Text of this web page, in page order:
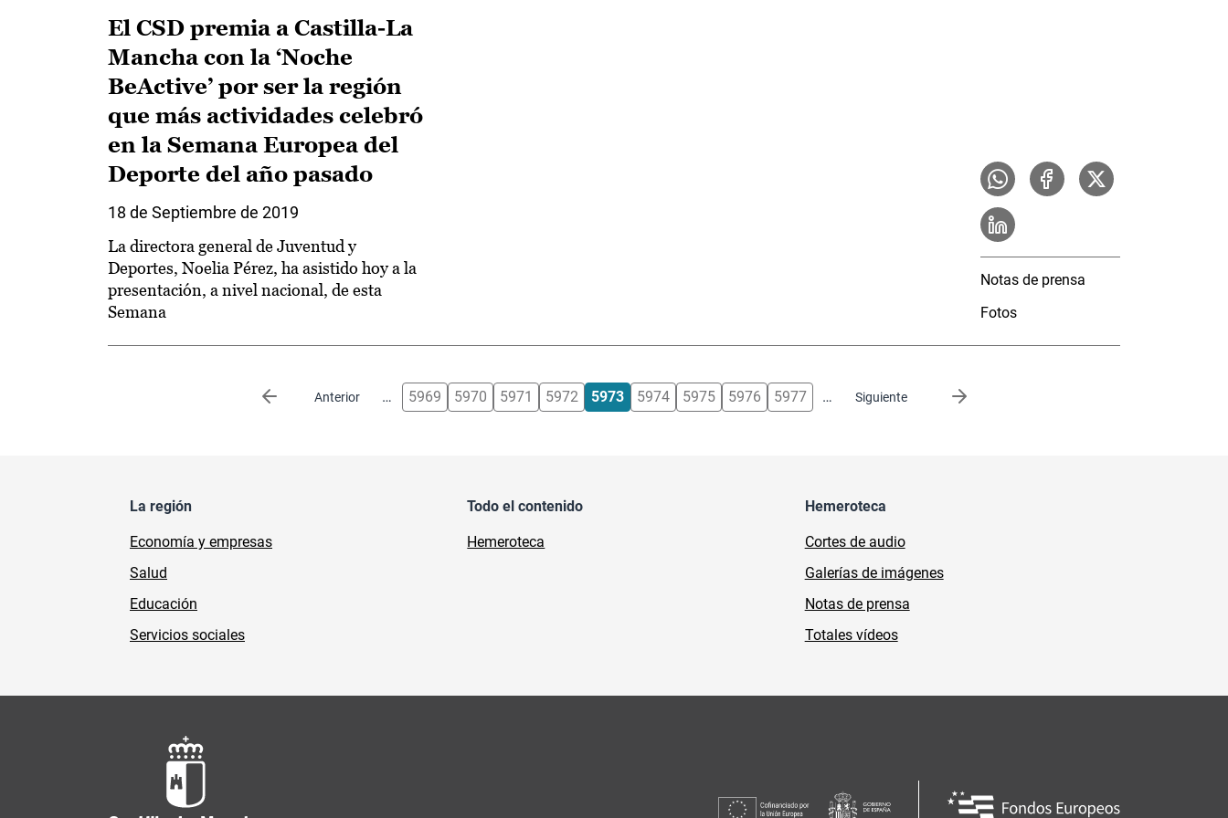
El CSD premia a Castilla-La
Mancha con la ‘Noche
BeActive’ por ser la región
que más actividades celebró
en la Semana Europea del
Deporte del año pasado
18 de Septiembre de 2019
La directora general de Juventud y
Deportes, Noelia Pérez, ha asistido hoy a la
presentación, a nivel nacional, de esta
Semana
Notas de prensa
Fotos
Anterior
Página anterior … 5969 5970 5971 5972 5973 5974 5975 5976 5977 … Siguiente
Siguiente página
La región
Economía y empresas
Salud
Educación
Servicios sociales
Todo el contenido
Hemeroteca
Hemeroteca
Cortes de audio
Galerías de imágenes
Notas de prensa
Totales vídeos